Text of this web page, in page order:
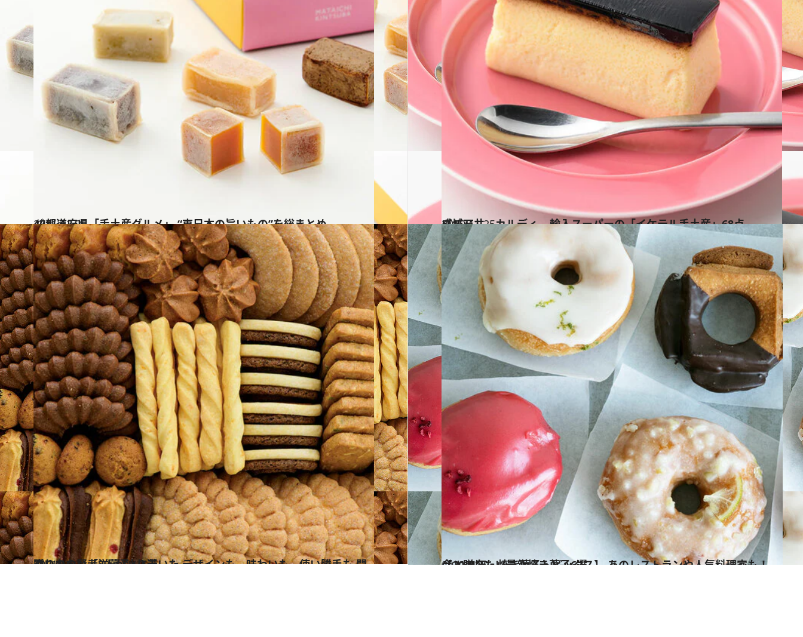
2021.12.25
47都道府県「手土産グルメ」 “東日本の旨いもの”を総まとめ
グルメ 2020.11.25
成城石井、カルディ… 輸入スーパーの「イケテル手土産」68点
グルメ
2021.12.7
贈りもの賢者3人が辿り着いた デザインも、味わいも、使い勝手も 間違いのない「洋菓子」5選
グルメ 2021.12.9
【2021年、焼き菓子トピックス】 あのレストランや人気料理家も！ 今、贈りたい最新焼き菓子6選
グルメ